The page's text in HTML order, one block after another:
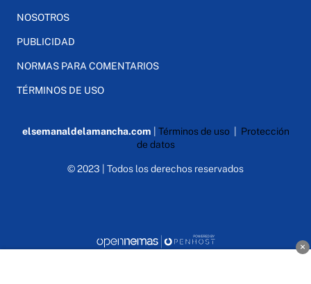
NOSOTROS
PUBLICIDAD
NORMAS PARA COMENTARIOS
TÉRMINOS DE USO
elsemanaldelamancha.com Términos de uso| Protección
de datos
© 2023 | Todos los derechos reservados
×